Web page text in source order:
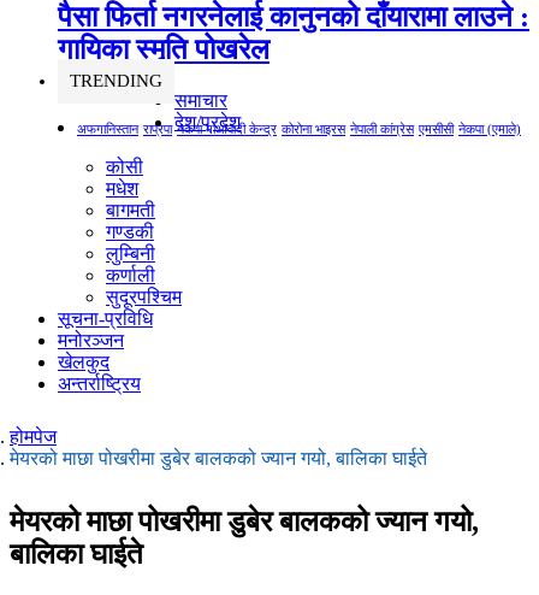
पैसा फिर्ता नगरनेलाई कानुनको दाँयारामा लाउने :
गायिका स्‍मृति पोखरेल
TRENDING
अफगानिस्तान राप्रपा नेकपा माओवादी केन्द्र कोरोना भाइरस नेपाली कांग्रेस एमसीसी नेकपा (एमाले)
समाचार
देश/प्रदेश
कोसी
मधेश
बागमती
गण्डकी
लुम्बिनी
कर्णाली
सुदूरपश्चिम
सूचना-प्रविधि
मनोरञ्जन
खेलकुद
अन्तर्राष्ट्रिय
होमपेज
मेयरको माछा पोखरीमा डुबेर बालकको ज्यान गयो, बालिका घाईते
मेयरको माछा पोखरीमा डुबेर बालकको ज्यान गयो,
बालिका घाईते